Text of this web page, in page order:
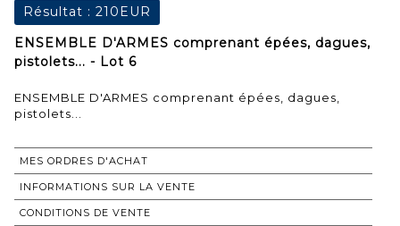
Résultat : 210EUR
ENSEMBLE D'ARMES comprenant épées, dagues,
pistolets... - Lot 6
ENSEMBLE D'ARMES comprenant épées, dagues,
pistolets...
MES ORDRES D'ACHAT
INFORMATIONS SUR LA VENTE
CONDITIONS DE VENTE